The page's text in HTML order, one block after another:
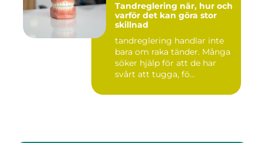
Tandreglering när, hur och
varför det kan göra stor
skillnad
tandreglering handlar inte
bara om raka tänder. Många
söker hjälp för att de har
svårt att tugga, fö...